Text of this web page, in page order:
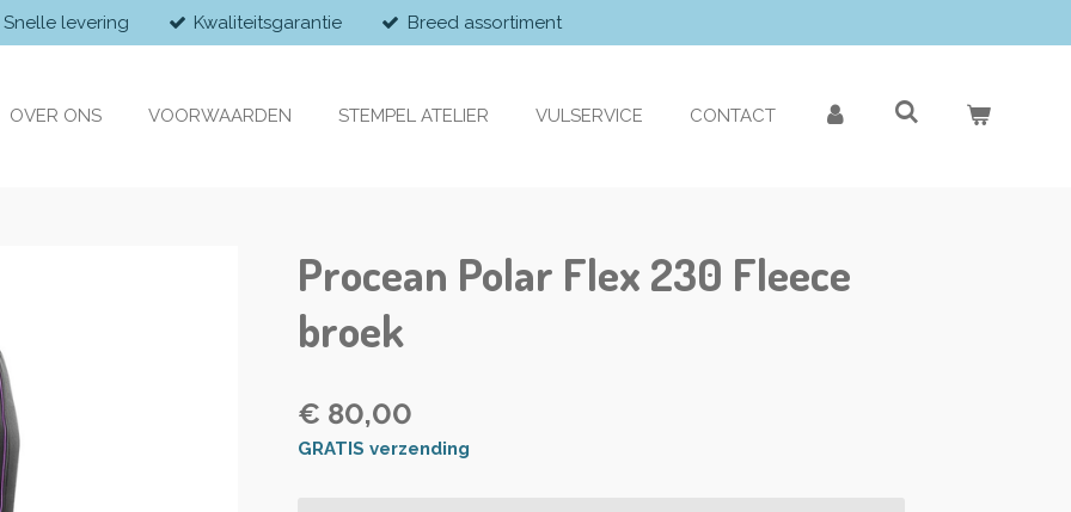
Snelle levering Kwaliteitsgarantie Breed assortiment
OVER ONS VOORWAARDEN STEMPEL ATELIER VULSERVICE CONTACT
Procean Polar Flex 230 Fleece
broek
€ 80,00
GRATIS verzending